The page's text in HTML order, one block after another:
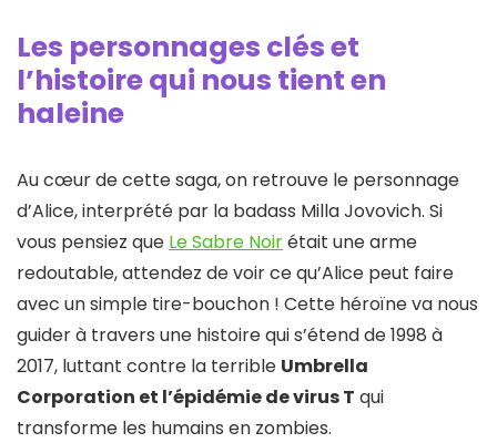
Les personnages clés et
l’histoire qui nous tient en
haleine
Au cœur de cette saga, on retrouve le personnage
d’Alice, interprété par la badass Milla Jovovich. Si
vous pensiez que Le Sabre Noirétait une arme
redoutable, attendez de voir ce qu’Alice peut faire
avec un simple tire-bouchon ! Cette héroïne va nous
guider à travers une histoire qui s’étend de 1998 à
2017, luttant contre la terrible Umbrella
Corporation et l’épidémie de virus T qui
transforme les humains en zombies.